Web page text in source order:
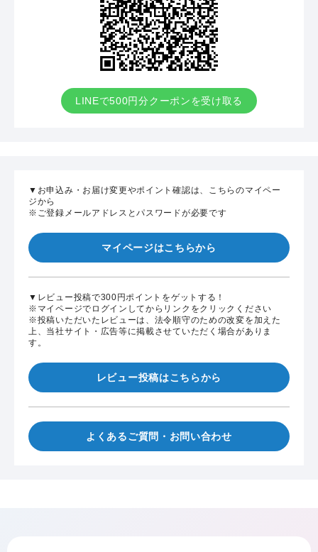
LINEで500円分クーポンを受け取る
▼お申込み・お届け変更やポイント確認は、こちらのマイペー
ジから
※ご登録メールアドレスとパスワードが必要です
マイページはこちらから
▼レビュー投稿で300円ポイントをゲットする！
※マイページでログインしてからリンクをクリックください
※投稿いただいたレビューは、法令順守のための改変を加えた
上、当社サイト・広告等に掲載させていただく場合がありま
す。
レビュー投稿はこちらから
よくあるご質問・お問い合わせ